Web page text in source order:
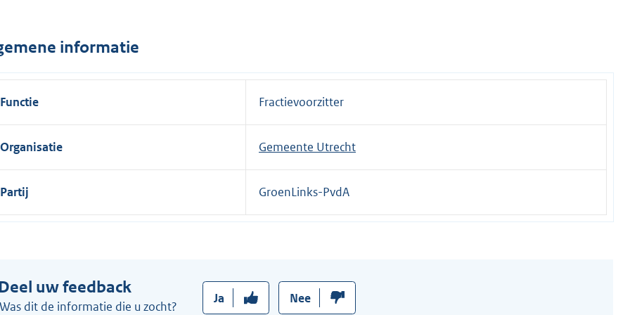
n
:
informatie
Functie Fractievoorzitter
Organisatie Gemeente Utrecht
Partij GroenLinks-PvdA
uw feedback
Was dit de informatie die u zocht?
Ja Nee